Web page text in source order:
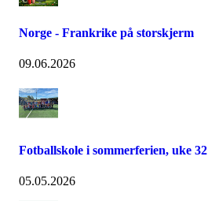
Norge - Frankrike på storskjerm
09.06.2026
Fotballskole i sommerferien, uke 32
05.05.2026